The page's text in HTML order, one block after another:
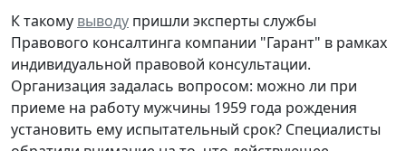
К такому выводу пришли эксперты службы
Правового консалтинга компании "Гарант" в рамках
индивидуальной правовой консультации.
Организация задалась вопросом: можно ли при
приеме на работу мужчины 1959 года рождения
установить ему испытательный срок? Специалисты